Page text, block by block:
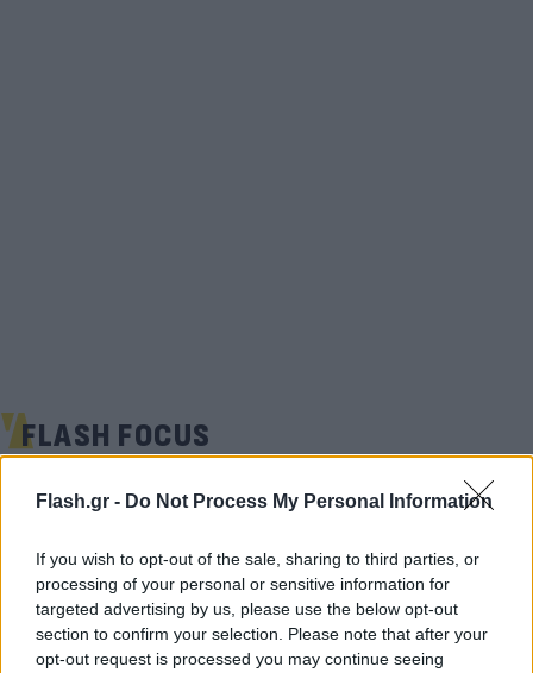
Flash.gr - Do Not Process My Personal Information
If you wish to opt-out of the sale, sharing to third parties, or
processing of your personal or sensitive information for
targeted advertising by us, please use the below opt-out
section to confirm your selection. Please note that after your
opt-out request is processed you may continue seeing
FLASH FOCUS